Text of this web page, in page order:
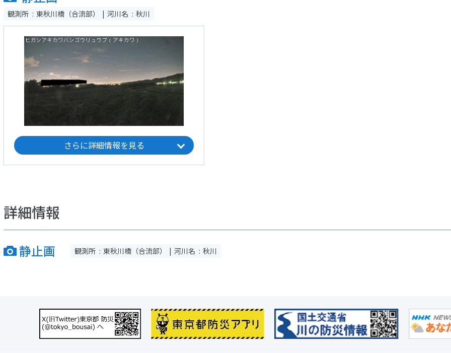
観測所 東秋川橋（合流部） 河川名 秋川
さらに詳細情報を見る
詳細情報
静止画 観測所 東秋川橋（合流部） 河川名 秋川